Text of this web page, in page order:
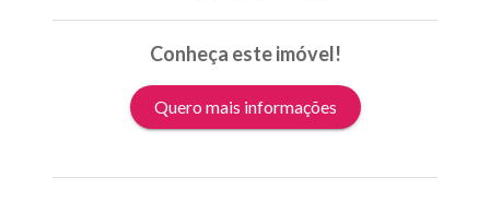
Conheça este imóvel!
Quero mais informações